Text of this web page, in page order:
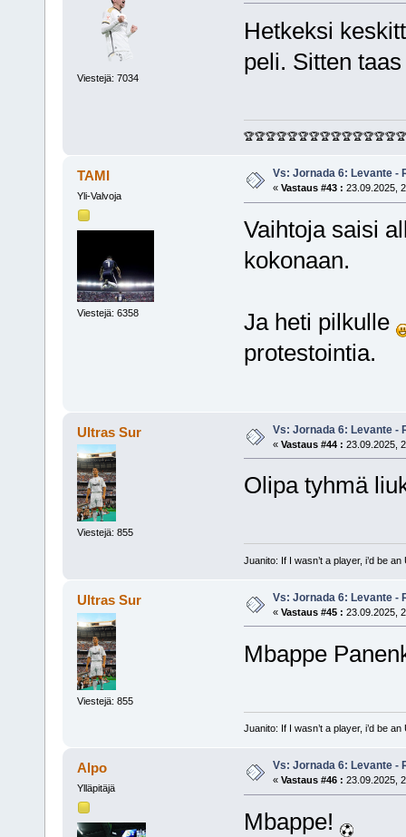
Viestejä: 7034
Hetkeksi
peli. Sitten
🏆🏆🏆🏆🏆🏆🏆🏆🏆🏆🏆🏆🏆🏆🏆
TAMI
Yli-Valvoja
Viestejä: 6358
Vs: Jornada 6: Levante -
« Vastaus #43 : 23.09.2025,
Vaihtoja saisi
kokonaan.
Ja heti pilkulle
protestointia.
Ultras Sur
Viestejä: 855
Vs: Jornada 6: Levante -
« Vastaus #44 : 23.09.2025,
Olipa tyhmä
Juanito: If I wasn’t a player, i’d be an
Ultras Sur
Viestejä: 855
Vs: Jornada 6: Levante -
« Vastaus #45 : 23.09.2025,
Mbappe
Juanito: If I wasn’t a player, i’d be an
Alpo
Ylläpitäjä
Vs: Jornada 6: Levante -
« Vastaus #46 : 23.09.2025,
Mbappe!